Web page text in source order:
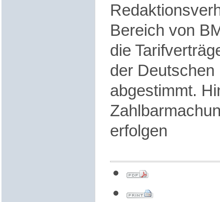
Bereich von
die
der
abgestimmt.
erfolgen